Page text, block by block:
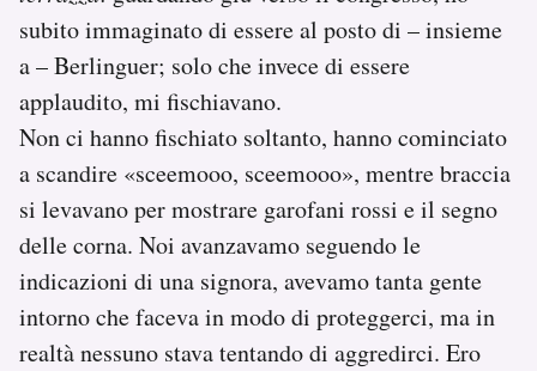
subito immaginato di essere al posto di – insieme
a – Berlinguer; solo che invece di essere
applaudito, mi fischiavano.
Non ci hanno fischiato soltanto, hanno cominciato
a scandire «scee­mooo, scee­mooo», mentre braccia
si levavano per mostrare garofani rossi e il segno
delle corna. Noi avanzavamo seguendo le
indicazioni di una signora, avevamo tanta gente
intorno che faceva in modo di proteggerci, ma in
realtà nessuno stava tentando di aggredirci. Ero